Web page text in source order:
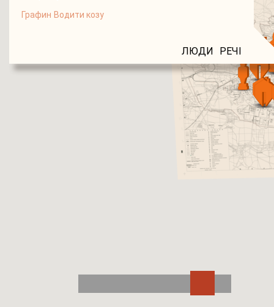
Графин Водити козу
ЛЮДИ РЕЧІ